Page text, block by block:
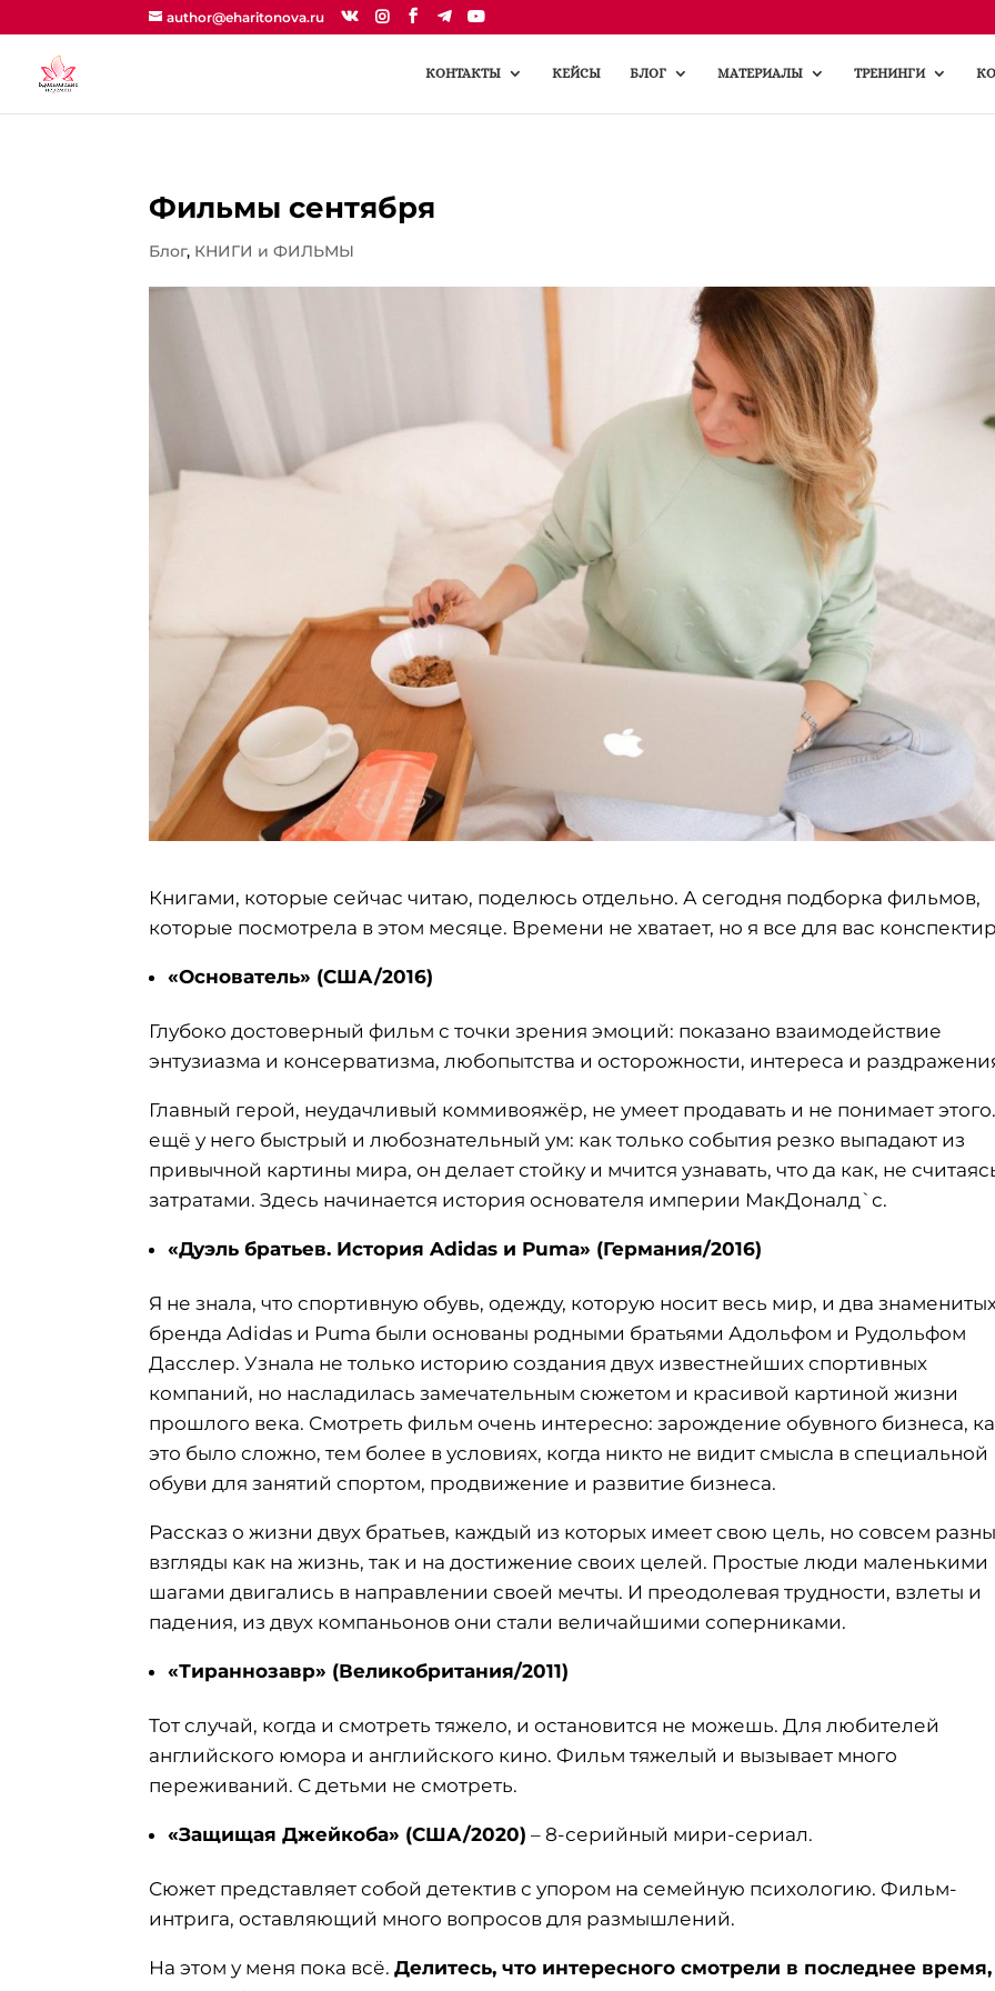
author@eharitonova.ru
КОНТАКТЫ КЕЙСЫ БЛОГ МАТЕРИАЛЫ ТРЕНИНГИ
Фильмы сентября
Блог, КНИГИ и ФИЛЬМЫ
Книгами, которые сейчас читаю, поделюсь отдельно. А сегодня подборка фильмов,
которые посмотрела в этом месяце. Времени не хватает, но я все для вас
«Основатель» (США/2016)
Глубоко достоверный фильм с точки зрения эмоций: показано взаимодействие
энтузиазма и консерватизма, любопытства и осторожности, интереса и
Главный герой, неудачливый коммивояжёр, не умеет продавать и не понимает
ещё у него быстрый и любознательный ум: как только события резко выпадают из
привычной картины мира, он делает стойку и мчится узнавать, что да как, не
затратами. Здесь начинается история основателя империи МакДоналд`с.
«Дуэль братьев. История Adidas и Puma» (Германия/2016)
Я не знала, что спортивную обувь, одежду, которую носит весь мир, и два
бренда Adidas и Puma были основаны родными братьями Адольфом и Рудольфом
Дасслер. Узнала не только историю создания двух известнейших спортивных
компаний, но насладилась замечательным сюжетом и красивой картиной жизни
прошлого века. Смотреть фильм очень интересно: зарождение обувного бизнеса,
это было сложно, тем более в условиях, когда никто не видит смысла в специальной
обуви для занятий спортом, продвижение и развитие бизнеса.
Рассказ о жизни двух братьев, каждый из которых имеет свою цель, но совсем
взгляды как на жизнь, так и на достижение своих целей. Простые люди маленькими
шагами двигались в направлении своей мечты. И преодолевая трудности, взлеты и
падения, из двух компаньонов они стали величайшими соперниками.
«Тираннозавр» (Великобритания/2011)
Тот случай, когда и смотреть тяжело, и остановится не можешь. Для любителей
английского юмора и английского кино. Фильм тяжелый и вызывает много
переживаний. С детьми не смотреть.
«Защищая Джейкоба» (США/2020) – 8-серийный мири-сериал.
Сюжет представляет собой детектив с упором на семейную психологию. Фильм-
интрига, оставляющий много вопросов для размышлений.
На этом у меня пока всё.Делитесь, что интересного смотрели в последнее время,